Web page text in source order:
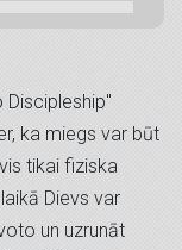
Discipleship"
ka miegs var būt
tikai fiziska
Dievs var
un uzrunāt